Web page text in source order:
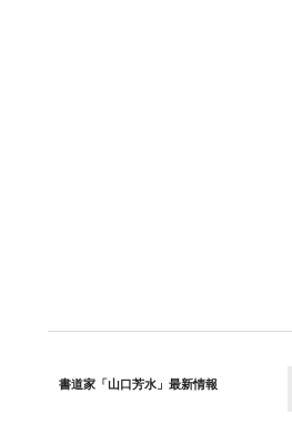
書道家「山口芳水」最新情報